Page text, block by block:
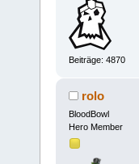
Beiträge: 4870
rolo
BloodBowl
Hero Member